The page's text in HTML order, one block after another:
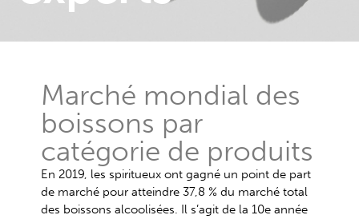
Marché mondial des
boissons par
catégorie de produits
En 2019, les spiritueux ont gagné un point de part
de marché pour atteindre 37,8 % du marché total
des boissons alcoolisées. Il s’agit de la 10e année